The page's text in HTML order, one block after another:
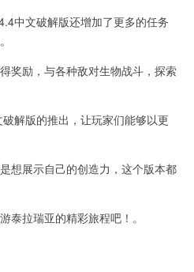
文破解版还增加了更多的任务
励，与各种敌对生物战斗，探索
版的推出，让玩家们能够以更
展示自己的创造力，这个版本都
拉瑞亚的精彩旅程吧！。